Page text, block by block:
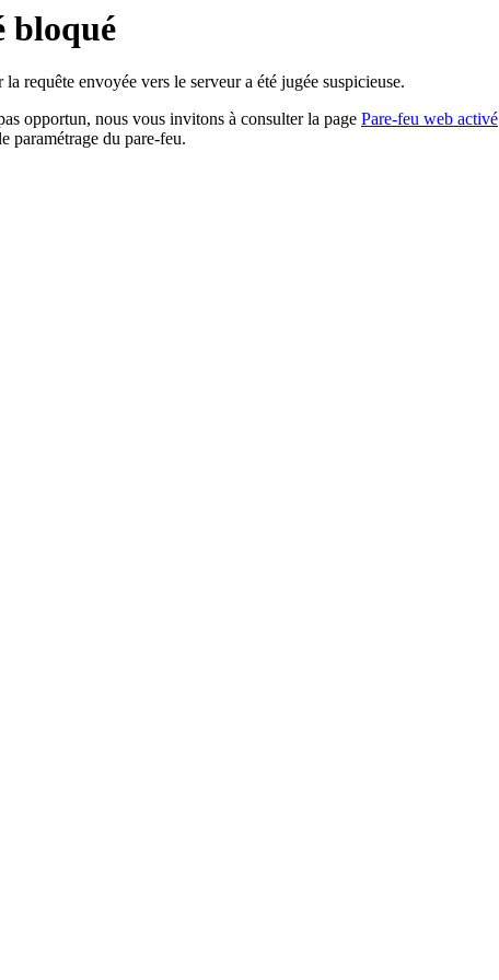
bloqué
requête envoyée vers le serveur a été jugée suspicieuse.
opportun, nous vous invitons à consulter la page Pare-feu web activé
paramétrage du pare-feu.